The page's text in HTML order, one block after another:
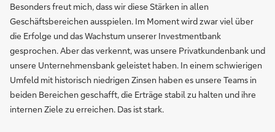
Besonders freut mich, dass wir diese Stärken in allen
Geschäftsbereichen ausspielen. Im Moment wird zwar viel über
die Erfolge und das Wachstum unserer Investmentbank
gesprochen. Aber das verkennt, was unsere Privatkundenbank und
unsere Unternehmensbank geleistet haben. In einem schwierigen
Umfeld mit historisch niedrigen Zinsen haben es unsere Teams in
beiden Bereichen geschafft, die Erträge stabil zu halten und ihre
internen Ziele zu erreichen. Das ist stark.